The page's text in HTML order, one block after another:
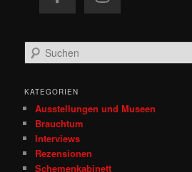
u
h
KATEGORIEN
Ausstellungen und Museen
Brauchtum
Interviews
Rezensionen
Schemenkabinett